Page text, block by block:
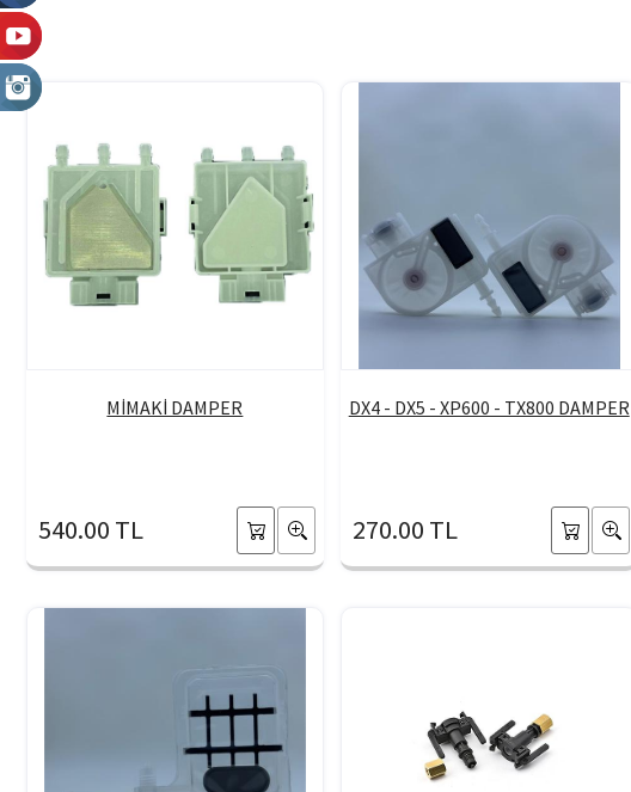
MİMAKİ DAMPER
540.00 TL
DX4 - DX5 - XP600 - TX800 DAMPER
270.00 TL